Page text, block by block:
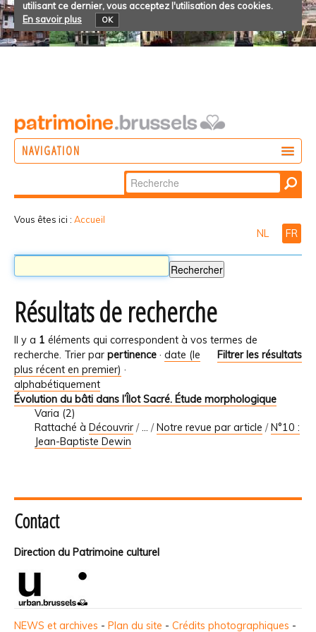
utilisant ce dernier, vous acceptez l'utilisation des cookies.
En savoir plus
OK
NAVIGATION
Chercher par
Recherche
Vous êtes ici : Accueil
NL FR
Résultats de recherche
Il y a 1 éléments qui correspondent à vos termes de
recherche.
Filtrer les résultats
Trier par pertinence · date (le
plus récent en premier) ·
alphabétiquement
Évolution du bâti dans l’Îlot Sacré. Étude morphologique
Varia (2)
Rattaché à Découvrir /… /Notre revue par article /N°10 :
Jean-Baptiste Dewin
Contact
Direction du Patrimoine culturel
NEWS et archives - Plan du site - Crédits photographiques -